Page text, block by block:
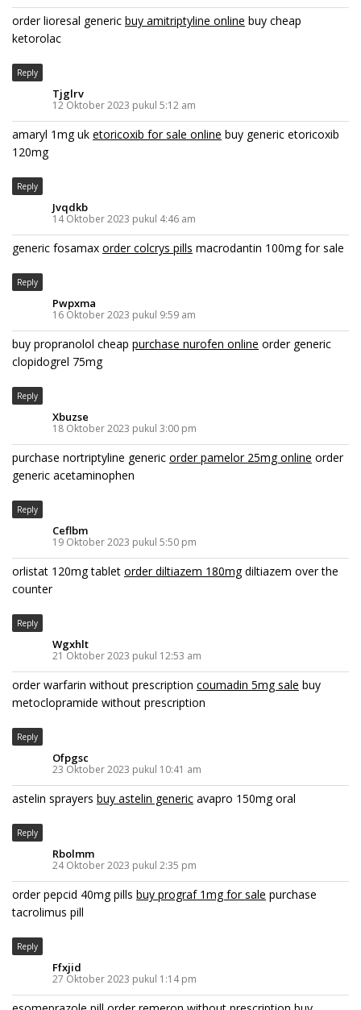
order lioresal generic buy amitriptyline online buy cheap
ketorolac
Reply
Tjglrv
12 Oktober 2023 pukul 5:12 am
amaryl 1mg uk etoricoxib for sale online buy generic etoricoxib
120mg
Reply
Jvqdkb
14 Oktober 2023 pukul 4:46 am
generic fosamax order colcrys pills macrodantin 100mg for sale
Reply
Pwpxma
16 Oktober 2023 pukul 9:59 am
buy propranolol cheap purchase nurofen online order generic
clopidogrel 75mg
Reply
Xbuzse
18 Oktober 2023 pukul 3:00 pm
purchase nortriptyline generic order pamelor 25mg online order
generic acetaminophen
Reply
Ceflbm
19 Oktober 2023 pukul 5:50 pm
orlistat 120mg tablet order diltiazem 180mgdiltiazem over the
counter
Reply
Wgxhlt
21 Oktober 2023 pukul 12:53 am
order warfarin without prescription coumadin 5mg sale buy
metoclopramide without prescription
Reply
Ofpgsc
23 Oktober 2023 pukul 10:41 am
astelin sprayers buy astelin generic avapro 150mg oral
Reply
Rbolmm
24 Oktober 2023 pukul 2:35 pm
order pepcid 40mg pills buy prograf 1mg for sale purchase
tacrolimus pill
Reply
Ffxjid
27 Oktober 2023 pukul 1:14 pm